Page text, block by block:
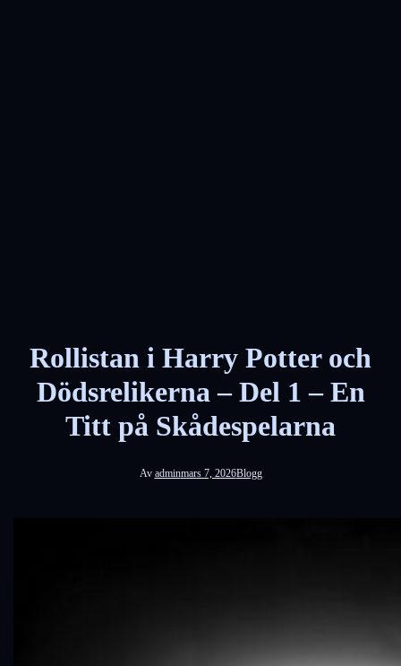
Rollistan i Harry Potter och
Dödsrelikerna – Del 1 – En
Titt på Skådespelarna
Av adminmars 7, 2026Blogg